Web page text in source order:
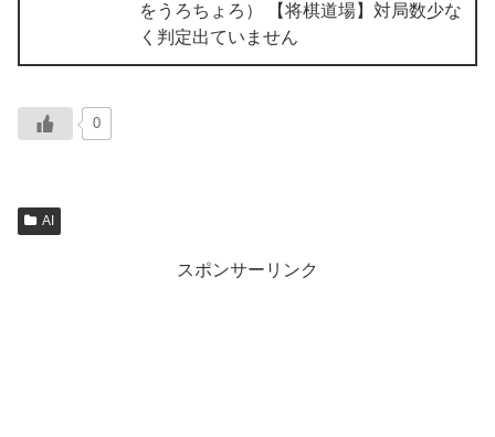
をうろちょろ） 【将棋道場】対局数少な
く判定出ていません
0
AI
スポンサーリンク